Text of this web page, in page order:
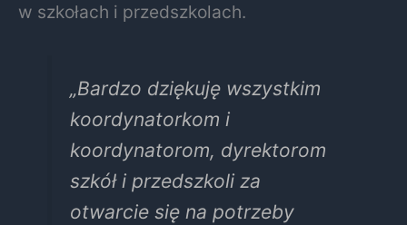
w szkołach i przedszkolach.
„Bardzo dziękuję wszystkim
koordynatorkom i
koordynatorom, dyrektorom
szkół i przedszkoli za
otwarcie się na potrzeby